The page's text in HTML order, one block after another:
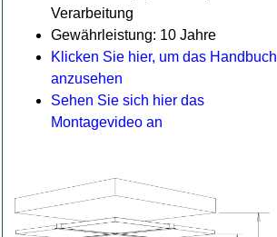
Verarbeitung
Gewährleistung: 10 Jahre
Klicken Sie hier, um das Handbuch
anzusehen
Sehen Sie sich hier das
Montagevideo an